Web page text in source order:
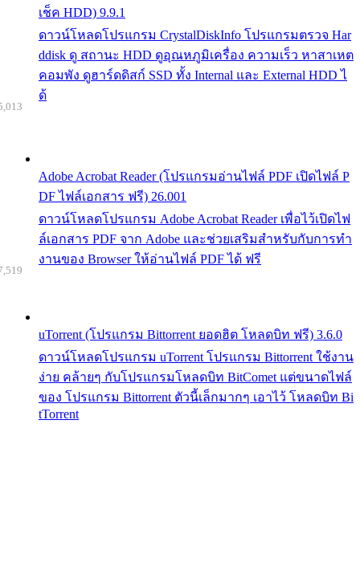
เช็ค HDD) 9.9.1
ดาวน์โหลดโปรแกรม CrystalDiskInfo โปรแกรมตรวจ Har
ddisk ดู สถานะ HDD ดูอุณหภูมิเครื่อง ความเร็ว หาสาเหต
คอมพัง ดูฮาร์ดดิสก์ SSD ทั้ง Internal และ External HDD ไ
ด้
Adobe Acrobat Reader (โปรแกรมอ่านไฟล์ PDF เปิดไฟล์ P
DF ไฟล์เอกสาร ฟรี) 26.001
ดาวน์โหลดโปรแกรม Adobe Acrobat Reader เพื่อไว้เปิดไฟ
ล์เอกสาร PDF จาก Adobe และช่วยเสริมสำหรับกับการทำ
งานของ Browser ให้อ่านไฟล์ PDF ได้ ฟรี
uTorrent (โปรแกรม Bittorrent ยอดฮิต โหลดบิท ฟรี) 3.6.0
ดาวน์โหลดโปรแกรม uTorrent โปรแกรม Bittorrent ใช้งาน
ง่าย คล้ายๆ กับโปรแกรมโหลดบิท BitComet แต่ขนาดไฟล์
ของ โปรแกรม Bittorrent ตัวนี้เล็กมากๆ เอาไว้ โหลดบิท Bi
tTorrent